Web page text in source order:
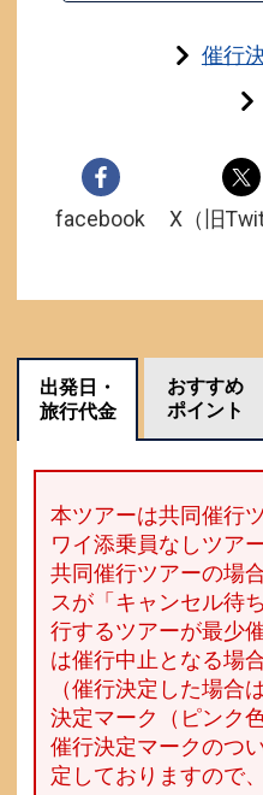
催行
facebook X（旧
出発日・
旅行代金
おすすめ
ポイント
本ツアーは共同催行
ワイ添乗員なしツア
共同催行ツアーの場
スが「キャンセル待
行するツアーが最少
は催行中止となる場
（催行決定した場合
決定マーク（ピンク
催行決定マークのつ
定しておりますので